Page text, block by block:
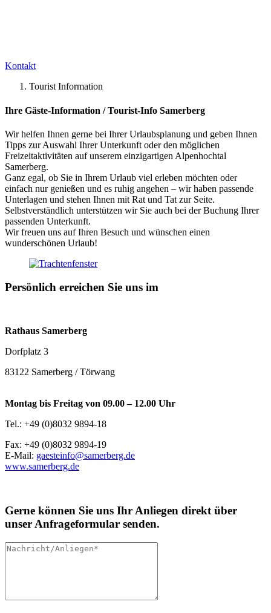
Kontakt
Tourist Information
Ihre Gäste-Information / Tourist-Info Samerberg
Wir helfen Ihnen gerne bei Ihrer Urlaubsplanung und geben Ihnen
Tipps zur Auswahl Ihrer Unterkunft oder den möglichen
Freizeitaktivitäten auf unserem einzigartigen Alpenhochtal
Samerberg.
Ganz egal, ob Sie in Ihrem Urlaub viel erleben möchten oder
einfach nur genießen und es ruhig angehen – wir haben passende
Unterlagen und stehen Ihnen mit Rat und Tat zur Seite.
Selbstverständlich unterstützen wir Sie auch bei der Buchung Ihrer
passenden Unterkunft.
Wir freuen uns auf Ihren Besuch und wünschen einen
wunderschönen Urlaub!
Persönlich erreichen Sie uns im
Rathaus Samerberg
Dorfplatz 3
83122 Samerberg / Törwang
Montag bis Freitag von 09.00 – 12.00 Uhr
Tel.: +49 (0)8032 9894-18
Fax: +49 (0)8032 9894-19
E-Mail: gaesteinfo@samerberg.de
www.samerberg.de
Gerne können Sie uns Ihr Anliegen direkt über
unser Anfrageformular senden.